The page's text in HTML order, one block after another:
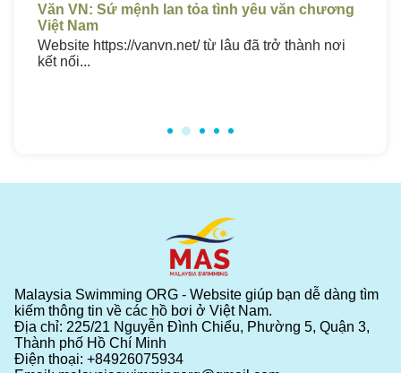
Văn VN: Sứ mệnh lan tỏa tình yêu văn chương
Việt Nam
Website https://vanvn.net/ từ lâu đã trở thành nơi
kết nối...
Malaysia Swimming ORG - Website giúp bạn dễ dàng tìm
kiếm thông tin về các hồ bơi ở Việt Nam.
Địa chỉ: 225/21 Nguyễn Đình Chiểu, Phường 5, Quận 3,
Thành phố Hồ Chí Minh
Điện thoại: +84926075934